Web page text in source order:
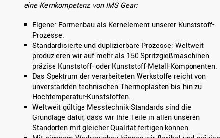
eine Kernkompetenz von IMSGear:
Eigener Formenbau als Kernelement unserer Kunststoff-
Prozesse.
Standardisierte und duplizierbare Prozesse: Weltweit
produzieren wir auf mehr als 150 Spritzgießmaschinen
präzise Kunststoff- oder Kunststoff-Metall-Komponenten.
Das Spektrum der verarbeiteten Werkstoffe reicht von
unverstärkten technischen Thermoplasten bis hin zu
Hochtemperatur-Kunststoffen.
Weltweit gültige Messtechnik-Standards sind die
Grundlage dafür, dass wir Ihre Teile in allen unseren
Standorten mit gleicher Qualität fertigen können.